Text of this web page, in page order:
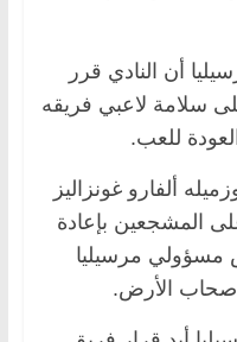
أن النادي قرر
سلامة لاعبي فريقه
للعب.
ألفارو غونزاليز
المشجعين بإعادة
مسؤولي مرسيليا
أصحاب الأرض.